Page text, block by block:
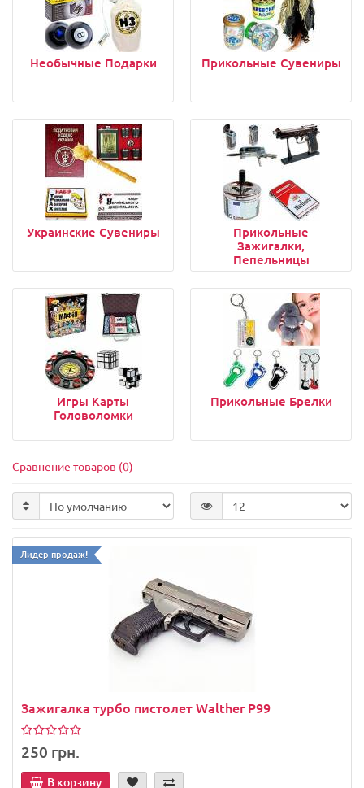
Необычные Подарки Прикольные Сувениры
Украинские Сувениры
Прикольные
Зажигалки,
Пепельницы
Игры Карты
Головоломки
Прикольные Брелки
Сравнение товаров (0)
Лидер продаж!
Зажигалка турбо пистолет Walther P99
250 грн.
В корзину